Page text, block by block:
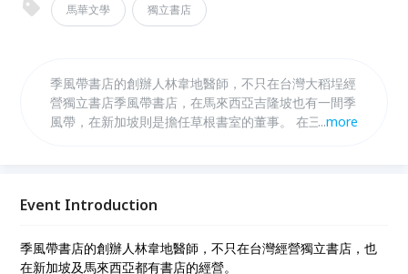
馬華文學 獨立書店
季風帶書店的創辦人林韋地醫師，不只在台灣大稻埕經
營獨立書店季風帶書店，在馬來西亞吉隆坡也有一間季
風帶，在新加坡則是擔任草根書室的董事。 在三個非
西亞吉隆坡的季風帶。 郭怡美書店邀請他來談談文化
...more
Event Introduction
季風帶書店的創辦人林韋地醫師，不只在台灣經營獨立書店，也
在新加坡及馬來西亞都有書店的經營。